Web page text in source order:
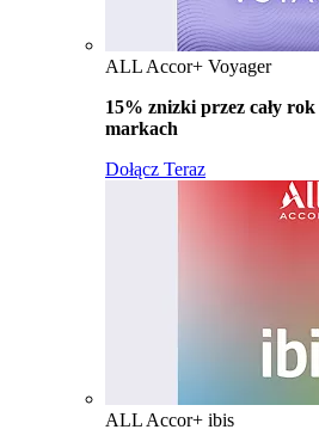
ALL Accor+ Voyager
15% znizki przez cały rok
markach
Dołącz Teraz
ALL Accor+ ibis